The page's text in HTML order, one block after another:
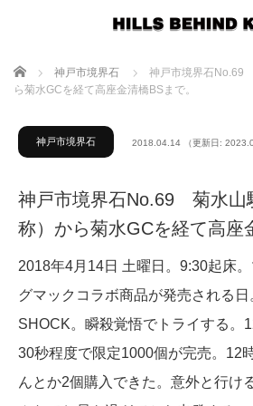
ホーム 神戸市境界石
神戸市境界石No.69
ら菊水GCを経て高座金清橋BSまで。
神戸市境界石 2018.04.14 （更新日:
神戸市境界石No.69 菊水山
称）から菊水GCを経て高座
2018年4月14日 土曜日。9:30起床
グマックコラボ商品が発売される
SHOCK。瞬殺覚悟でトライする。
30秒程度で限定1000個が完売。12
んとか2個購入できた。意外と行け